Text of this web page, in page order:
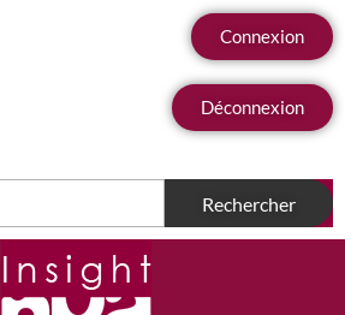
Connexion
Déconnexion